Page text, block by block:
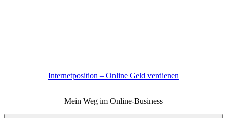
Internetposition – Online Geld verdienen
Mein Weg im Online-Business